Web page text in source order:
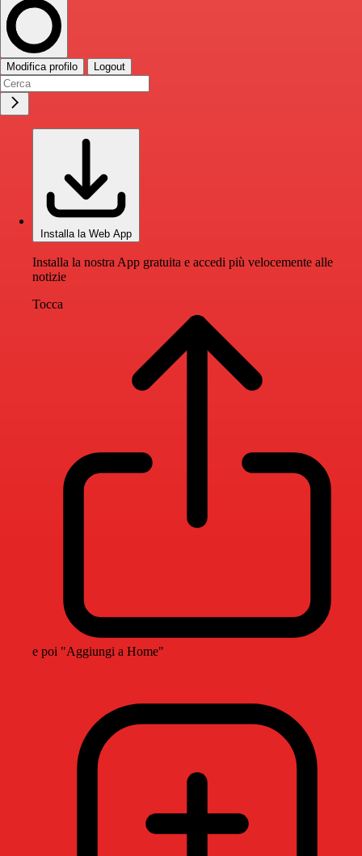
Modifica profilo Logout
Installa la Web App
Installa la nostra App gratuita e accedi più velocemente alle
notizie
Tocca
e poi "Aggiungi a Home"